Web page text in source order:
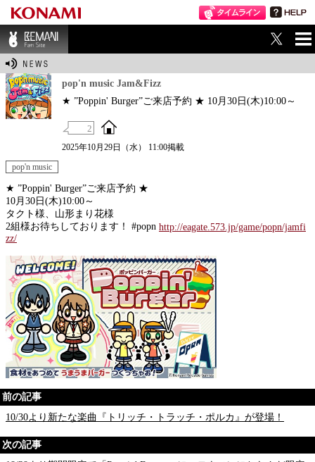
BEMANI Fan Sit
pop'n music Jam&Fizz
★ ”Poppin' Burger”ご来店予約 ★ 10月30日(木)10:00～
2
2025年10月29日（水） 11:00掲載
pop'n music
★ ”Poppin' Burger”ご来店予約 ★
10月30日(木)10:00～
タクト様、山形まり花様
2組様お待ちしております！ #popn http://eagate.573.jp/game/popn/jamfi
zz/
前の記事
10/30より新たな楽曲『トリッチ・トラッチ・ポルカ』が登場！
次の記事